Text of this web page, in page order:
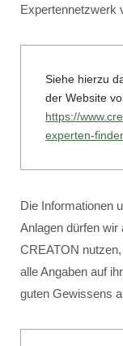
Expertennetzwerk
Siehe hierzu
der Website
https://
experten-
Die Informationen
Anlagen dürfen
CREATON
alle Angaben auf
guten Gewissens